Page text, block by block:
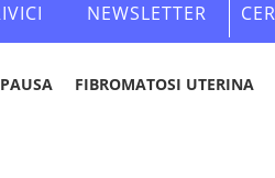
NEWSLETTER
FIBROMATOSI UTERINA